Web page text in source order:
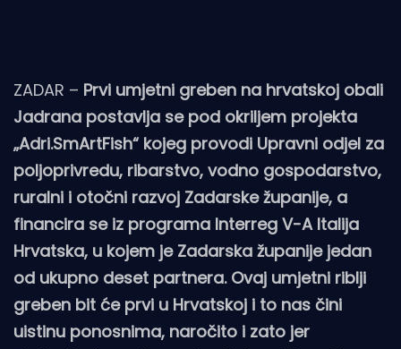
ZADAR – Prvi umjetni greben na hrvatskoj obali
Jadrana postavlja se pod okriljem projekta
„Adri.SmArtFish“ kojeg provodi Upravni odjel za
poljoprivredu, ribarstvo, vodno gospodarstvo,
ruralni i otočni razvoj Zadarske županije, a
financira se iz programa Interreg V-A Italija
Hrvatska, u kojem je Zadarska županije jedan
od ukupno deset partnera. Ovaj umjetni riblji
greben bit će prvi u Hrvatskoj i to nas čini
uistinu ponosnima, naročito i zato jer